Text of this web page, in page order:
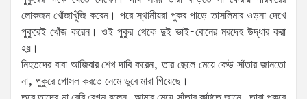
লোকজন খোঁজাখুঁজি করেন। পরে স্থানীয়রা পুকর পাড়ে তাসলিমার ওড়না দেখে
পুকুরেই খোঁজ করেন। ওই পুকুর থেকে দুই ভাই-বোনের মরদেহ উদ্ধার করা
হয়।
নিহতদের বাবা আজিবার শেখ দাবি করেন, তার ছেলে মেয়ে কেউ সাঁতার জানতো
না, পুকুরে গোসল করতে নেমে ডুবে মারা গিয়েছে।